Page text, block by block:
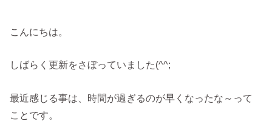
こんにちは。
しばらく更新をさぼっていました(^^;
最近感じる事は、時間が過ぎるのが早くなったな～って
ことです。